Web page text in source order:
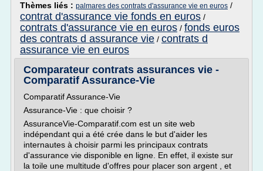
Thèmes liés : palmares des contrats d'assurance vie en euros /
contrat d'assurance vie fonds en euros /
contrats d'assurance vie en euros / fonds euros
des contrats d assurance vie / contrats d
assurance vie en euros
Comparateur contrats assurances vie -
Comparatif Assurance-Vie
Comparatif Assurance-Vie
Assurance-Vie : que choisir ?
AssuranceVie-Comparatif.com est un site web
indépendant qui a été crée dans le but d'aider les
internautes à choisir parmi les principaux contrats
d'assurance vie disponible en ligne. En effet, il existe sur
la toile une multitude d'offres pour placer son argent , et